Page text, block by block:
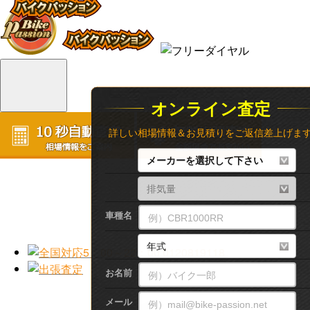
オンライン査定
詳しい相場情報＆お見積りをご返信差上げま
車種名
お名前
メール